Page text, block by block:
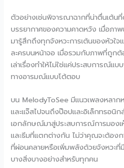
ตัวอย่างเช่นพิจารณาฉากที่น่าตื่นเต้
บรรยากาศของความคาดหวัง เมื่อภา
มารู้สึกถึงทุกจังหวะการเต้นของหัวใ
ละครบนหน้าจอ เมื่อรวมกับภาพที่ถูก
เล่าเรื่องทำให้ไม่ใช่แค่ประสบการณ์แ
ทางอารมณ์แบบโต้ตอบ
บน MelodyToSee มีแนวเพลงหลาก
และแจ๊สไปจนถึงป๊อปและอิเล็กทรอนิก
เอกลักษณ์มาสู่ประสบการณ์การมองเ
และธีมที่แตกต่างกัน ไม่ว่าคุณจะต้อง
ที่ผ่อนคลายหรือเพิ่มพลังด้วยจังหวะ
บางสิ่งบางอย่างสำหรับทุกคน